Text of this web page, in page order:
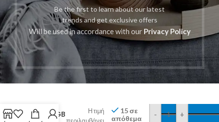
Be the first to learn about our latest
trends and get exclusive offers
Will be used in accordance with our Privacy Policy
Motorola
Moto
Signature
5G 512GB
Η τιμή
περιλαμβάνει
15 σε
απόθεμα
- +